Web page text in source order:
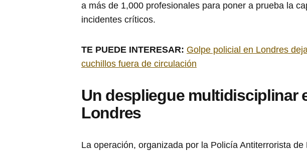
a más de 1,000 profesionales para poner a prueba la
incidentes críticos.
TE PUEDE INTERESAR: Golpe policial en Londres
cuchillos fuera de circulación
Un despliegue multidisciplinar
Londres
La operación, organizada por la Policía Antiterrorista de